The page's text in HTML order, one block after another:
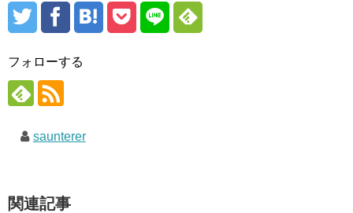
フォローする
saunterer
関連記事